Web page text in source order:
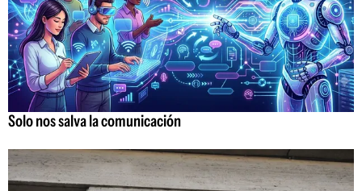
Solo nos salva la comunicación